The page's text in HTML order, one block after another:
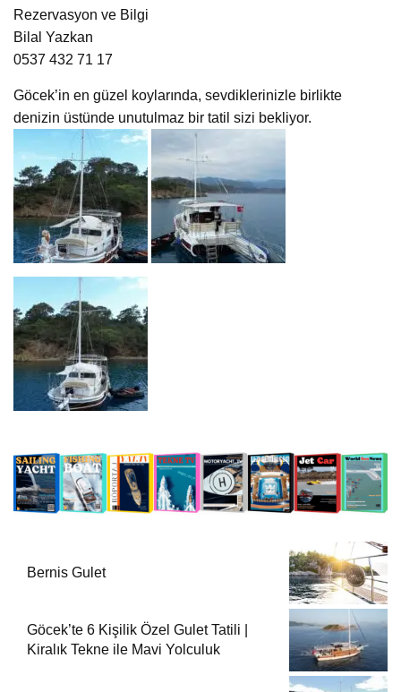
Rezervasyon ve Bilgi
Bilal Yazkan
0537 432 71 17
Göcek’in en güzel koylarında, sevdiklerinizle birlikte
denizin üstünde unutulmaz bir tatil sizi bekliyor.
Bernis Gulet
Göcek’te 6 Kişilik Özel Gulet Tatili |
Kiralık Tekne ile Mavi Yolculuk